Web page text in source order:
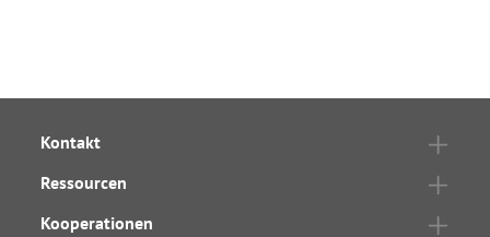
Kontakt
Ressourcen
Kooperationen